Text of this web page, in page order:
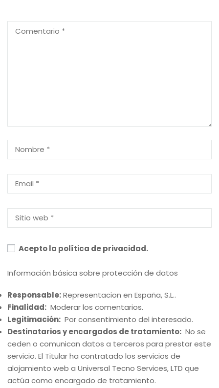
Acepto la política de privacidad.
Información básica sobre protección de datos
Responsable:Representacion en España, S.L..
Finalidad: Moderar los comentarios.
Legitimación: Por consentimiento del interesado.
Destinatarios y encargados de tratamiento: No se
ceden o comunican datos a terceros para prestar este
servicio. El Titular ha contratado los servicios de
alojamiento web a Universal Tecno Services, LTD que
actúa como encargado de tratamiento.